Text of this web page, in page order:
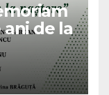
de la